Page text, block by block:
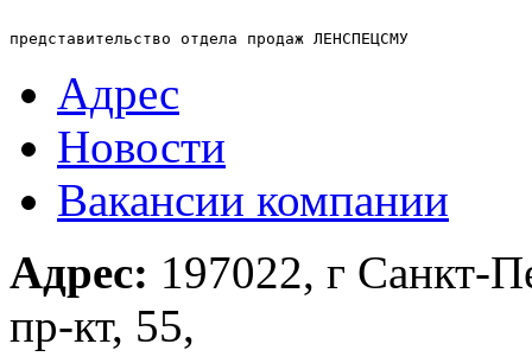
представительство отдела продаж ЛЕНСПЕЦСМУ
Адрес
Новости
Вакансии компании
Адрес: 197022, г Санкт-
пр-кт, 55,